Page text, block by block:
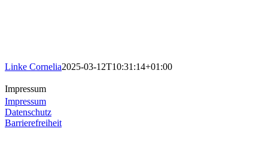
Linke Cornelia2025-03-12T10:31:14+01:00
Impressum
Impressum
Datenschutz
Barrierefreiheit